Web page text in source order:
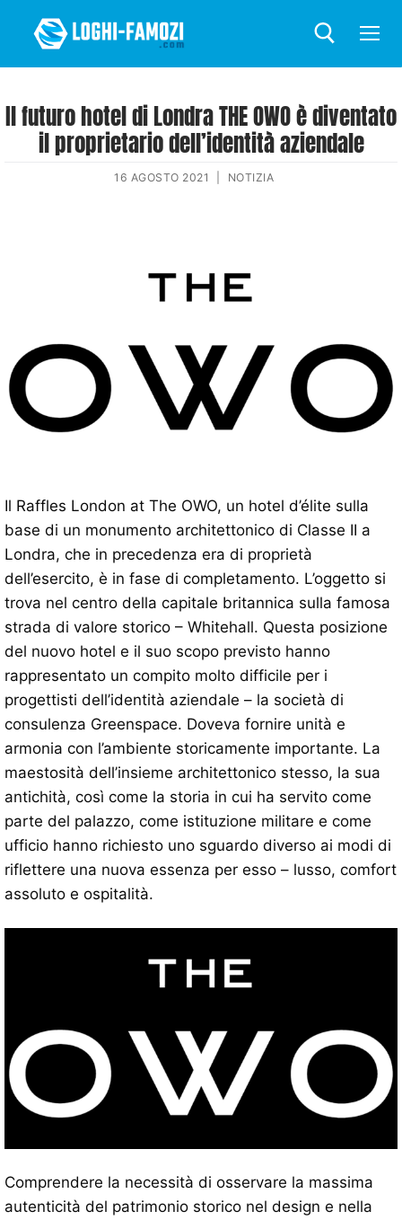
Il futuro hotel di Londra THE OWO è diventato
il proprietario dell’identità aziendale
16 AGOSTO 2021 NOTIZIA
Il Raffles London at The OWO, un hotel d’élite sulla
base di un monumento architettonico di Classe II a
Londra, che in precedenza era di proprietà
dell’esercito, è in fase di completamento. L’oggetto si
trova nel centro della capitale britannica sulla famosa
strada di valore storico – Whitehall. Questa posizione
del nuovo hotel e il suo scopo previsto hanno
rappresentato un compito molto difficile per i
progettisti dell’identità aziendale – la società di
consulenza Greenspace. Doveva fornire unità e
armonia con l’ambiente storicamente importante. La
maestosità dell’insieme architettonico stesso, la sua
antichità, così come la storia in cui ha servito come
parte del palazzo, come istituzione militare e come
ufficio hanno richiesto uno sguardo diverso ai modi di
riflettere una nuova essenza per esso – lusso, comfort
assoluto e ospitalità.
Comprendere la necessità di osservare la massima
autenticità del patrimonio storico nel design e nella